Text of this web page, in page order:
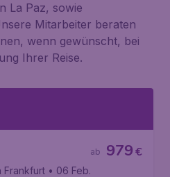
La Paz, sowie
Mitarbeiter beraten
wenn gewünscht, bei
Ihrer Reise.
€
979
ab
Frankfurt • 06 Feb.